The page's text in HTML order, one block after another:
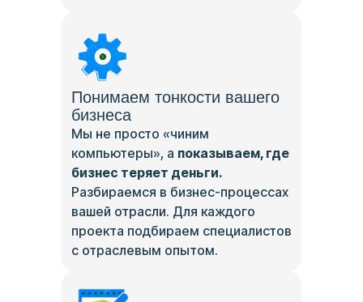
Понимаем тонкости вашего
бизнеса
Мы не просто «чиним
компьютеры», а показываем, где
бизнес теряет деньги.
Разбираемся в бизнес-процессах
вашей отрасли. Для каждого
проекта подбираем специалистов
с отраслевым опытом.